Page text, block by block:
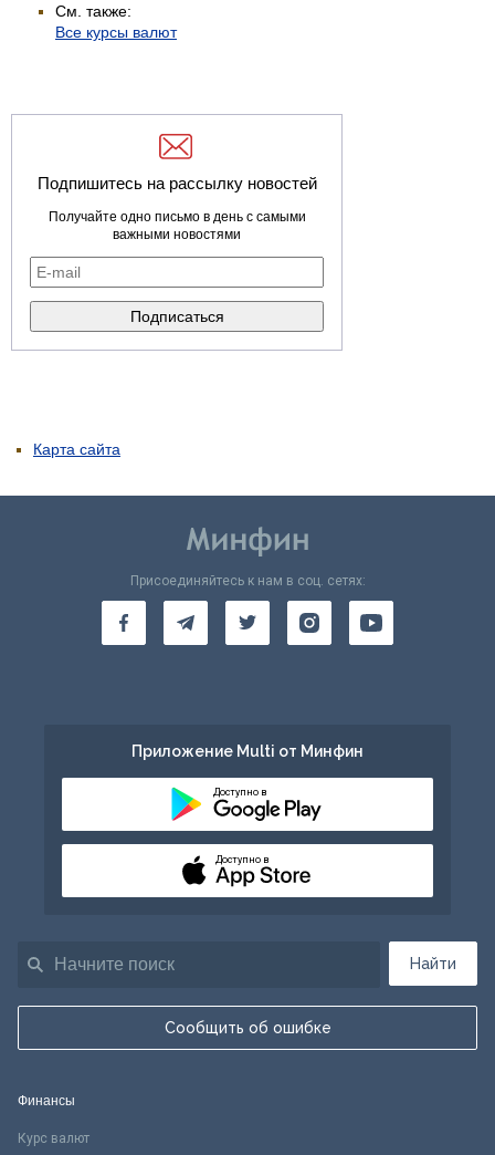
См. также:
Все курсы валют
Подпишитесь на рассылку новостей
Получайте одно письмо в день с самыми
важными новостями
Карта сайта
Найти
Сообщить об ошибке
Присоединяйтесь к нам в соц. сетях:
Приложение Multi от Минфин
Доступно в
Доступно в
Финансы
Курс валют